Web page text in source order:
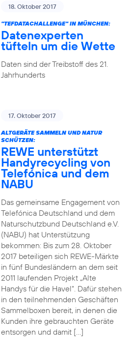
18. Oktober 2017
"TEFDATACHALLENGE" IN MÜNCHEN:
Datenexperten
tüfteln um die Wette
Daten sind der Treibstoff des 21.
Jahrhunderts
17. Oktober 2017
ALTGERÄTE SAMMELN UND NATUR
SCHÜTZEN:
REWE unterstützt
Handyrecycling von
Telefónica und dem
NABU
Das gemeinsame Engagement von
Telefónica Deutschland und dem
Naturschutzbund Deutschland e.V.
(NABU) hat Unterstützung
bekommen: Bis zum 28. Oktober
2017 beteiligen sich REWE-Märkte
in fünf Bundesländern an dem seit
2011 laufenden Projekt „Alte
Handys für die Havel“. Dafür stehen
in den teilnehmenden Geschäften
Sammelboxen bereit, in denen die
Kunden ihre gebrauchten Geräte
entsorgen und damit […]